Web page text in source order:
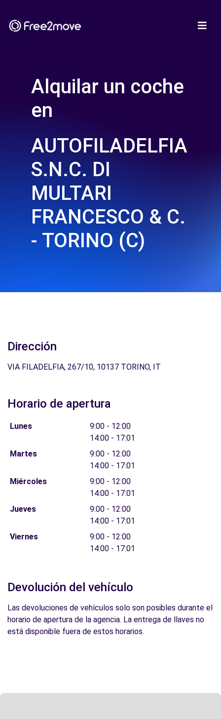
Alquilar un coche
en
AUTOFILADELFIA
S.N.C. DI
MULTARI
FRANCESCO & C.
- TORINO (C)
Dirección
VIA FILADELFIA, 267/10, 10137 TORINO, IT
Horario de apertura
Lunes
9:00 - 12:00
14:00 - 17:01
Martes
9:00 - 12:00
14:00 - 17:01
Miércoles
9:00 - 12:00
14:00 - 17:01
Jueves
9:00 - 12:00
14:00 - 17:01
Viernes
9:00 - 12:00
14:00 - 17:01
Devolución del vehículo
Las devoluciones de vehículos solo son posibles durante el
horario de apertura de la agencia. La entrega de llaves no
está disponible fuera de estos horarios.